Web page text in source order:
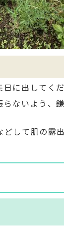
に出してくだ
ないよう、
して肌の露